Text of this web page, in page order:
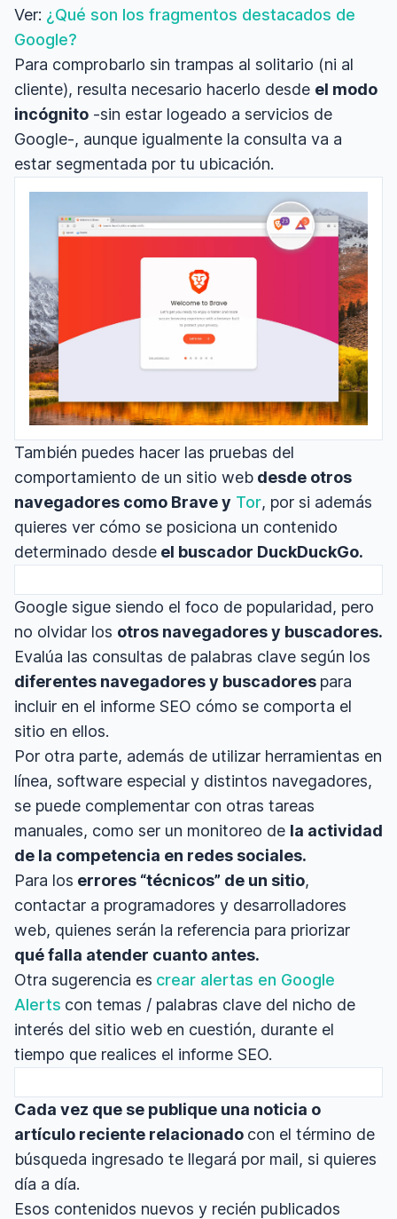
Ver: ¿Qué son los fragmentos destacados de
Google?
Para comprobarlo sin trampas al solitario (ni al
cliente), resulta necesario hacerlo desde el modo
incógnito -sin estar logeado a servicios de
Google-, aunque igualmente la consulta va a
estar segmentada por tu ubicación.
También puedes hacer las pruebas del
comportamiento de un sitio web desde otros
navegadores como Brave y Tor, por si además
quieres ver cómo se posiciona un contenido
determinado desde el buscador DuckDuckGo.
Google sigue siendo el foco de popularidad, pero
no olvidar los otros navegadores y buscadores.
Evalúa las consultas de palabras clave según los
diferentes navegadores y buscadores para
incluir en el informe SEO cómo se comporta el
sitio en ellos.
Por otra parte, además de utilizar herramientas en
línea, software especial y distintos navegadores,
se puede complementar con otras tareas
manuales, como ser un monitoreo de la actividad
de la competencia en redes sociales.
Para los errores “técnicos” de un sitio,
contactar a programadores y desarrolladores
web, quienes serán la referencia para priorizar
qué falla atender cuanto antes.
Otra sugerencia es crear alertas en Google
Alerts con temas / palabras clave del nicho de
interés del sitio web en cuestión, durante el
tiempo que realices el informe SEO.
Cada vez que se publique una noticia o
artículo reciente relacionado con el término de
búsqueda ingresado te llegará por mail, si quieres
día a día.
Esos contenidos nuevos y recién publicados